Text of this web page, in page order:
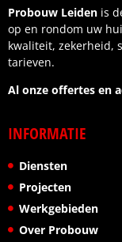
Ik kan deze
aanbevelen
kwaliteit,
Probouw Leiden is
op en rondom uw
kwaliteit, zekerheid,
tarieven.
Al onze offertes en
INFORMATIE
Diensten
Projecten
Werkgebieden
Over Probouw